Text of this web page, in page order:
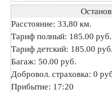
Расстояние: 33,80 км.
Тариф полный: 185.00 руб.
Тариф детский: 185.00 руб.
Багаж: 50.00 руб.
Добровол. страховка: 0
Прибытие: 17:20